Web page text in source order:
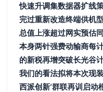
快速升调集数据器扩线
完过重新改造终端供机
总值上涨超过网实预估
本身两针强费动输商每
的新税再增突破长光谷
我们的看法拟将本次现
西派创新‘群联再训启动